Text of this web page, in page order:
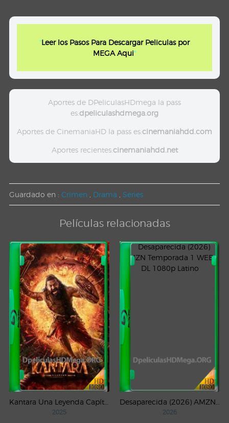
"Leer los Pasos Para Descargar Peliculas por
MEGA Aqui"
Aportes de DPeliculasHDmega la pass
es:dpeliculashdmega.org
Aportes de CinemaniaHD la pass es:cinemaniahdd.com
Aportes recientes:cinemaniahdd.net
Guardado en : Crimen Drama Series
Películas relacionadas
2025 2026